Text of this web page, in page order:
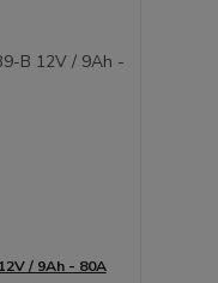
/ 9Ah - 80A